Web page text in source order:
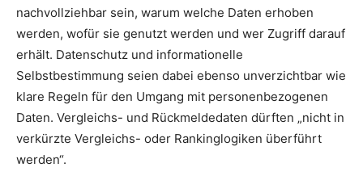
nachvollziehbar sein, warum welche Daten erhoben
werden, wofür sie genutzt werden und wer Zugriff darauf
erhält. Datenschutz und informationelle
Selbstbestimmung seien dabei ebenso unverzichtbar wie
klare Regeln für den Umgang mit personenbezogenen
Daten. Vergleichs- und Rückmeldedaten dürften „nicht in
verkürzte Vergleichs- oder Rankinglogiken überführt
werden“.